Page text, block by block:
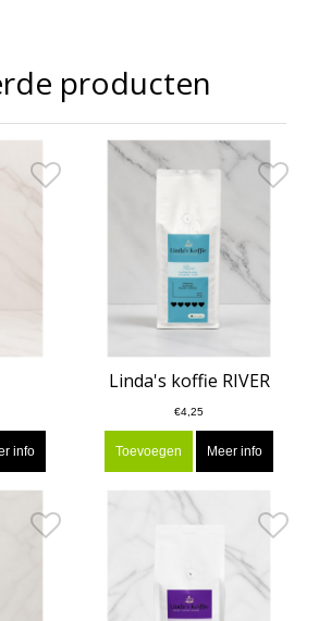
producten
info
Linda's koffie RIVER
€4,25
Toevoegen Meer info